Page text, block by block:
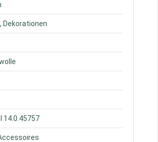
Dekorationen
14.0.45757